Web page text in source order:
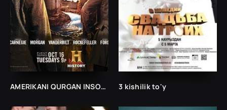
AMERIKANI QURGAN INSONLAR 1, 2, 3, 4, 5, 6, 7, 8 FINAL QISMLAR UZBEK TILIDA 3 kishilik to'y